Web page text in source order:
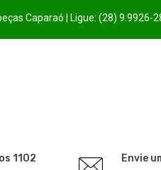
Caparaó | Ligue: (28) 9.9926-
1102 Envie